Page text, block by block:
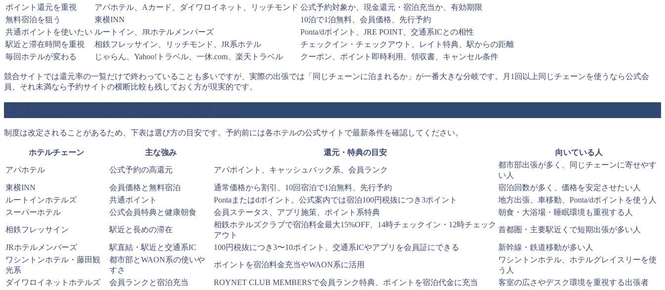
ポイント還元を重視
アパホテル、Aカード、ダイワロイネット、リッチモンド 公式予約対象か、現金還元・宿泊充当か、有効期限
無料宿泊を狙う
東横INN
10泊で1泊無料、会員価格、先行予約
共通ポイントを使いたい ルートイン、JRホテルメンバーズ
Ponta/dポイント、JRE POINT、交通系ICとの相性
駅近と滞在時間を重視
相鉄フレッサイン、リッチモンド、JR系ホテル
チェックイン・チェックアウト、レイト特典、駅からの距離
毎回ホテルが変わる
じゃらん、Yahoo!トラベル、一休.com、楽天トラベル クーポン、ポイント即時利用、領収書、キャンセル条件
競合サイトでは還元率の一覧だけで終わっていることも多いですが、実際の出張では「同じチェーンに泊まれるか」が一番大きな分岐です。月1回以上同じチェーンを使うなら公式会
員、それ未満なら予約サイトの横断比較も残しておく方が現実的です。
制度は改定されることがあるため、下表は選び方の目安です。予約前には各ホテルの公式サイトで最新条件を確認してください。
ホテルチェーン 主な強み 還元・特典の目安 向いている人
アパホテル 公式予約の高還元 アパポイント、キャッシュバック系、会員ランク
都市部出張が多く、同じチェーンに寄せやす
い人
東横INN
会員価格と無料宿泊 通常価格から割引、10回宿泊で1泊無料、先行予約
宿泊回数が多く、価格を安定させたい人
ルートインホテルズ
共通ポイント Pontaまたはdポイント。公式案内では宿泊100円税抜につき3ポイント
地方出張、車移動、Ponta/dポイントを使う人
スーパーホテル
公式会員特典と健康朝食 会員ステータス、アプリ施策、ポイント系特典 朝食・大浴場・睡眠環境も重視する人
相鉄フレッサイン 駅近と長めの滞在
相鉄ホテルズクラブで宿泊料金最大15%OFF、14時チェックイン・12時チェック
アウト
首都圏・主要駅近くで短期出張が多い人
JRホテルメンバーズ 駅直結・駅近と交通系IC 100円税抜につき3〜10ポイント、交通系ICやアプリを会員証にできる
新幹線・鉄道移動が多い人
ワシントンホテル・藤田観
光系
都市部とWAON系の使いや
すさ
ポイントを宿泊料金充当やWAON系に活用
ワシントンホテル、ホテルグレイスリーを使
う人
ダイワロイネットホテルズ
会員ランクと宿泊充当 ROYNET CLUB MEMBERSで会員ランク特典、ポイントを宿泊代金に充当 客室の広さやデスク環境を重視する出張者